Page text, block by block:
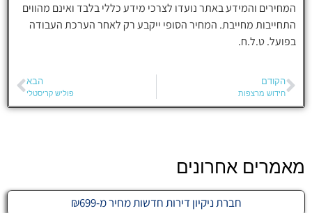
המחירים והמידע באתר נועדו לצרכי מידע כללי בלבד ואינם מהווים
התחייבות מחייבת. המחיר הסופי ייקבע רק לאחר הערכת העבודה
בפועל. ט.ל.ח.
הקודם
חידוש מרצפות
הבא
פוליש קריסטלי
מאמרים אחרונים
חברת ניקיון דירות חדשות מחיר מ-₪699